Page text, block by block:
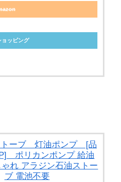
ョッピング
トーブ 灯油ポンプ [品
ポリカンポンプ 給油
れ アラジン石油ストー
ブ 電池不要